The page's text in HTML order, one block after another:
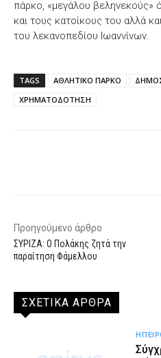
πάρκο, «μεγάλου βεληνεκούς»
και τους κατοίκους του αλλά
του λεκανοπεδίου Ιωαννίνων.
TAGS ΑΘΛΗΤΙΚΟ ΠΑΡΚΟ
ΧΡΗΜΑΤΟΔΟΤΗΣΗ
Προηγούμενο άρθρο
ΣΥΡΙΖΑ: Ο Πολάκης ζητά την
παραίτηση Φάμελλου
ΣΧΕΤΙΚΑ ΑΡΘΡΑ